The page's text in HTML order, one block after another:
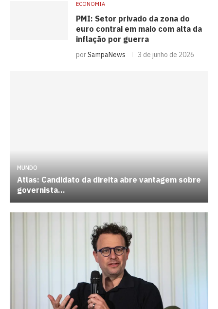
ECONOMIA
PMI: Setor privado da zona do
euro contrai em maio com alta da
inflação por guerra
porSampaNews 3 de junho de 2026
MUNDO
Atlas: Candidato da direita abre vantagem sobre
governista...